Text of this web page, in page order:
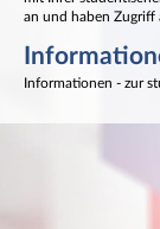
an und haben Zugriff
Informationen - zur